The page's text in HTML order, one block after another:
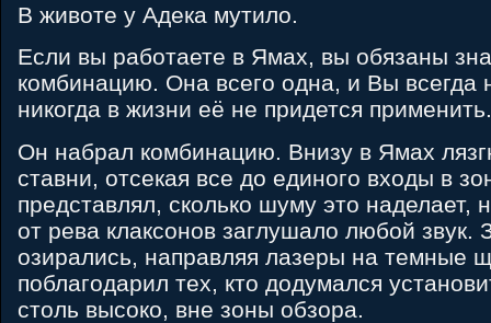
В животе у Адека мутило.
Если вы работаете в Ямах, вы обязаны
комбинацию. Она всего одна, и Вы всегда
никогда в жизни её не придется применить.
Он набрал комбинацию. Внизу в Ямах
ставни, отсекая все до единого входы в
представлял, сколько шуму это наделает,
от рева клаксонов заглушало любой звук.
озирались, направляя лазеры на темные
поблагодарил тех, кто додумался
столь высоко, вне зоны обзора.